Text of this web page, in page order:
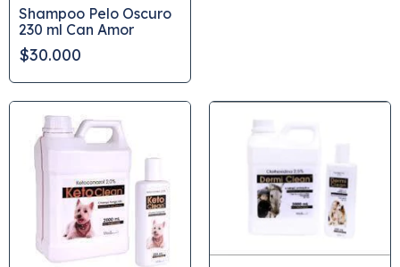
Shampoo Pelo Oscuro
230 ml Can Amor
$30.000